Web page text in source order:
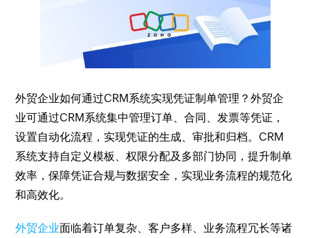
外贸企业如何通过CRM系统实现凭证制单管理？外贸企
业可通过CRM系统集中管理订单、合同、发票等凭证，
设置自动化流程，实现凭证的生成、审批和归档。CRM
系统支持自定义模板、权限分配及多部门协同，提升制单
效率，保障凭证合规与数据安全，实现业务流程的规范化
和高效化。
外贸企业面临着订单复杂、客户多样、业务流程冗长等诸